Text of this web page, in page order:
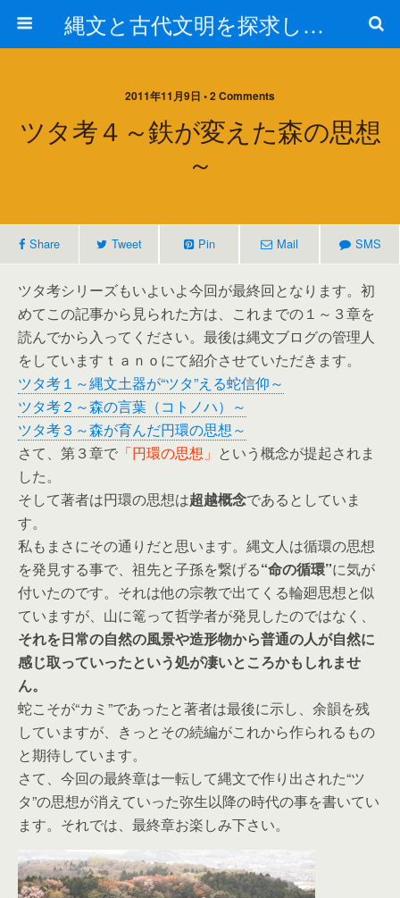
縄文と古代文明を探求しよう！
2011年11月9日 • 2 Comments
ツタ考４～鉄が変えた森の思想
～
Share Tweet Pin Mail SMS
ツタ考シリーズもいよいよ今回が最終回となります。初
めてこの記事から見られた方は、これまでの１～３章を
読んでから入ってください。最後は縄文ブログの管理人
をしていますｔａｎｏにて紹介させていただきます。
ツタ考１～縄文土器が“ツタ”える蛇信仰～
ツタ考２～森の言葉（コトノハ）～
ツタ考３～森が育んだ円環の思想～
さて、第３章で 「円環の思想」 という概念が提起されま
した。
そして著者は円環の思想は超越概念であるとしていま
す。
私もまさにその通りだと思います。縄文人は循環の思想
を発見する事で、祖先と子孫を繋げる“命の循環”に気が
付いたのです。それは他の宗教で出てくる輪廻思想と似
ていますが、山に篭って哲学者が発見したのではなく、
それを日常の自然の風景や造形物から普通の人が自然に
感じ取っていったという処が凄いところかもしれませ
ん。
蛇こそが“カミ”であったと著者は最後に示し、余韻を残
していますが、きっとその続編がこれから作られるもの
と期待しています。
さて、今回の最終章は一転して縄文で作り出された“ツ
タ”の思想が消えていった弥生以降の時代の事を書いてい
ます。それでは、最終章お楽しみ下さい。